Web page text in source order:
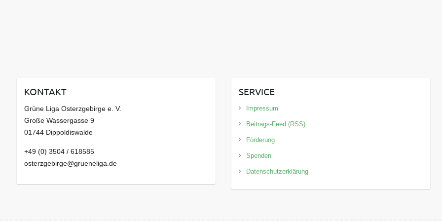
KONTAKT
Grüne Liga Osterzgebirge e. V.
Große Wassergasse 9
01744 Dippoldiswalde
+49 (0) 3504 / 618585
osterzgebirge@grueneliga.de
SERVICE
Impressum
Beitrags-Feed (RSS)
Förderung
Spenden
Datenschutzerklärung